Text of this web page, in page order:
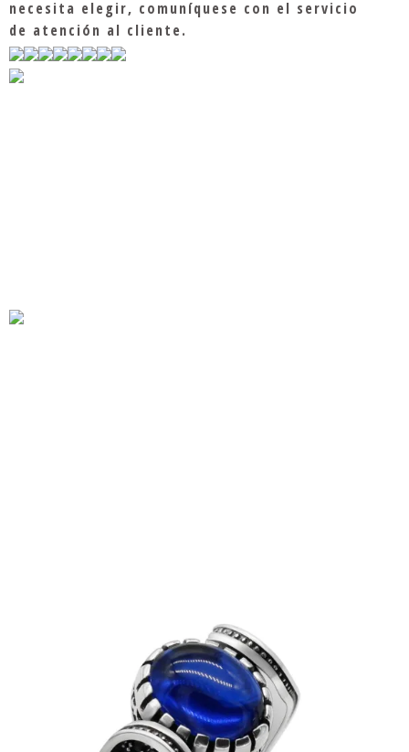
necesita elegir, comuníquese con el servicio
de atención al cliente.